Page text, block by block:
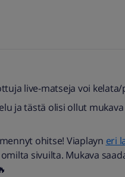
live-matseja voi
ja tästä olisi ollut
ohitse! Viaplayn eri
sivuilta. Mukava